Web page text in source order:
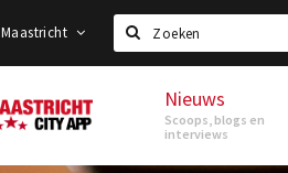
Maastricht
Zoeken
Maastricht Nieuws
Scoops, blogs en
interviews